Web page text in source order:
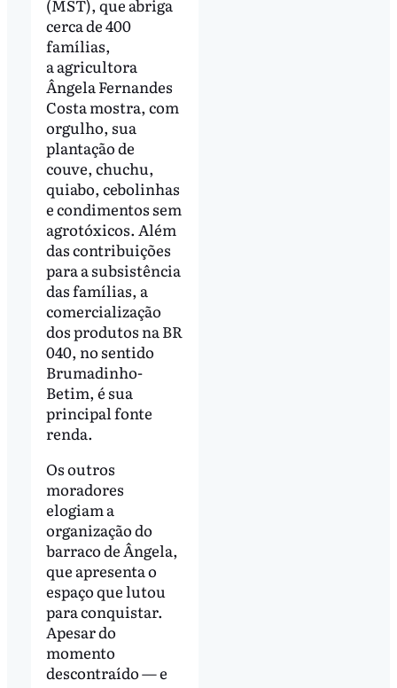
(MST), que abriga
cerca de 400
famílias,
a agricultora
Ângela Fernandes
Costa mostra, com
orgulho, sua
plantação de
couve, chuchu,
quiabo, cebolinhas
e condimentos sem
agrotóxicos. Além
das contribuições
para a subsistência
das famílias, a
comercialização
dos produtos na BR
040, no sentido
Brumadinho-
Betim, é sua
principal fonte
renda.
Os outros
moradores
elogiam a
organização do
barraco de Ângela,
que apresenta o
espaço que lutou
para conquistar.
Apesar do
momento
descontraído — e